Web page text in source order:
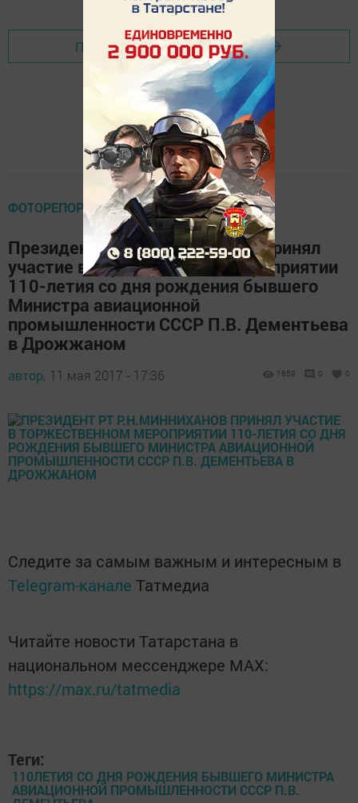
Перейти на страницу новости
ФОТОРЕПОРТАЖ
Президент РТ Р.Н.Минниханов принял
участие в торжественном мероприятии
110-летия со дня рождения бывшего
Министра авиационной
промышленности СССР П.В. Дементьева
в Дрожжаном
автор, 11 мая 2017 - 17:36 1659 0 0
Следите за самым важным и интересным в
Telegram-канале Татмедиа
Читайте новости Татарстана в
национальном мессенджере MАХ:
https://max.ru/tatmedia
Теги:
110ЛЕТИЯ СО ДНЯ РОЖДЕНИЯ БЫВШЕГО МИНИСТРА
АВИАЦИОННОЙ ПРОМЫШЛЕННОСТИ СССР П.В.